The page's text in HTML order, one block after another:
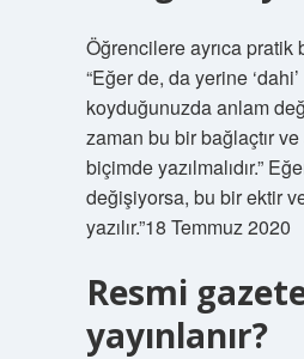
Öğrencilere ayrıca pratik
“Eğer de, da yerine
koyduğunuzda anlam
zaman bu bir bağlaçtır ve
biçimde yazılmalıdır.”
değişiyorsa, bu bir ektir
yazılır.”18 Temmuz 2020
Resmi
yayınlanır?